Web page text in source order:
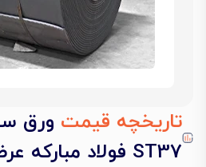
تاریخچه قیمت
ST37 فولاد مبارکه عرض ۱۵۰۰